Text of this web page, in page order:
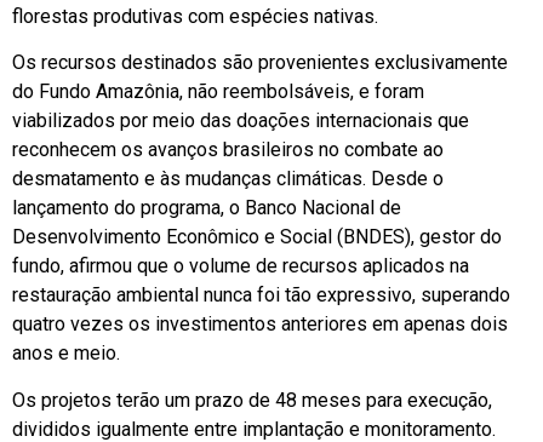
florestas produtivas com espécies nativas.
Os recursos destinados são provenientes exclusivamente
do Fundo Amazônia, não reembolsáveis, e foram
viabilizados por meio das doações internacionais que
reconhecem os avanços brasileiros no combate ao
desmatamento e às mudanças climáticas. Desde o
lançamento do programa, o Banco Nacional de
Desenvolvimento Econômico e Social (BNDES), gestor do
fundo, afirmou que o volume de recursos aplicados na
restauração ambiental nunca foi tão expressivo, superando
quatro vezes os investimentos anteriores em apenas dois
anos e meio.
Os projetos terão um prazo de 48 meses para execução,
divididos igualmente entre implantação e monitoramento.